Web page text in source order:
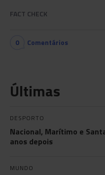
FACT CHECK
0 Comentários
Últimas
DESPORTO
Nacional, Marítimo e
anos depois
MUNDO